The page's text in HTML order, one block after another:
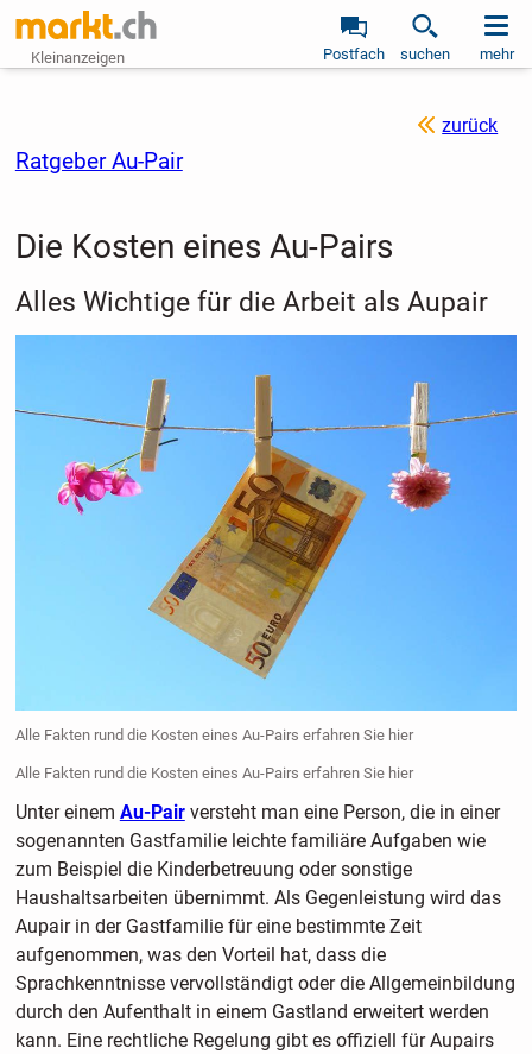
Kleinanzeigen Postfach suchen mehr
zurück
Ratgeber Au-Pair
Die Kosten eines Au-Pairs
Alles Wichtige für die Arbeit als Aupair
Alle Fakten rund die Kosten eines Au-Pairs erfahren Sie hier
Alle Fakten rund die Kosten eines Au-Pairs erfahren Sie hier
Unter einem Au-Pair versteht man eine Person, die in einer
sogenannten Gastfamilie leichte familiäre Aufgaben wie
zum Beispiel die Kinderbetreuung oder sonstige
Haushaltsarbeiten übernimmt. Als Gegenleistung wird das
Aupair in der Gastfamilie für eine bestimmte Zeit
aufgenommen, was den Vorteil hat, dass die
Sprachkenntnisse vervollständigt oder die Allgemeinbildung
durch den Aufenthalt in einem Gastland erweitert werden
kann. Eine rechtliche Regelung gibt es offiziell für Aupairs